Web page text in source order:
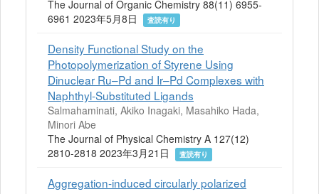
The Journal of Organic Chemistry 88(11) 6955-
6961 2023年5月8日
査読有り
Density Functional Study on the
Photopolymerization of Styrene Using
Dinuclear Ru–Pd and Ir–Pd Complexes with
Naphthyl-Substituted Ligands
Salmahaminati, Akiko Inagaki, Masahiko Hada,
Minori Abe
The Journal of Physical Chemistry A 127(12)
2810-2818 2023年3月21日
査読有り
Aggregation-induced circularly polarized